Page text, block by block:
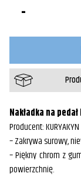
pedał
7588
Nakładka na
Producent: KURYAKYN
– Zakrywa surowy,
– Piękny chrom z
powierzchnię.